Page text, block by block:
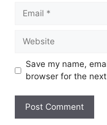
Email
Website
Save my name,
browser for the